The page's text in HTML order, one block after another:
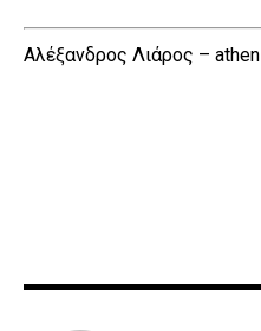
Αλέξανδρος Λιάρος –